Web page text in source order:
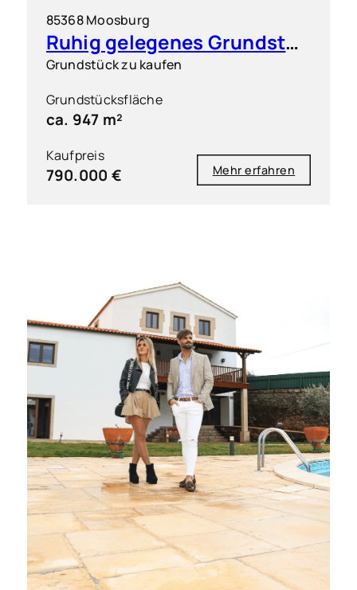
85368 Moosburg
Ruhig gelegenes Grundstück in Moosburg-Nord/Neustadt mit vielseitiger Nutzungsperspektive
Grundstück zu kaufen
Grundstücksfläche
ca. 947 m²
Kaufpreis
790.000 € Mehr erfahren